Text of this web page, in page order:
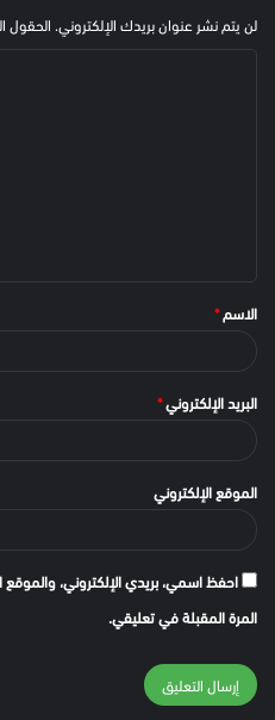
لن يتم نشر عنوان بريدك الإلكتروني. الحقول
الاسم*
البريد الإلكتروني*
الموقع الإلكتروني
احفظ اسمي، بريدي الإلكتروني،
المرة المقبلة في تعليقي.